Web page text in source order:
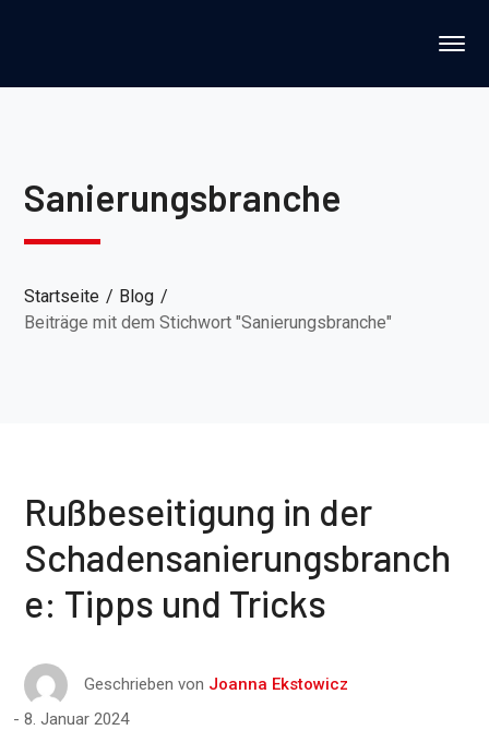
Sanierungsbranche
Startseite
Blog
Beiträge mit dem Stichwort "Sanierungsbranche"
Rußbeseitigung in der
Schadensanierungsbranch
e: Tipps und Tricks
Geschrieben von Joanna Ekstowicz
8. Januar 2024